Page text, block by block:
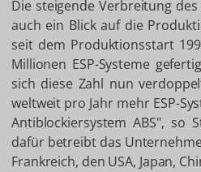
Die steigende Verbreitung
auch ein Blick auf die
seit dem Produktionsstart
Millionen ESP-Systeme
sich diese Zahl nun
weltweit pro Jahr mehr ESP-
Antiblockiersystem ABS", so
dafür betreibt das
Frankreich, den USA, Japan,